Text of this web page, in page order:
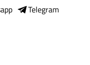
Telegram